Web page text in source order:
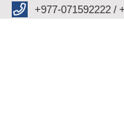
+977-071592222 /